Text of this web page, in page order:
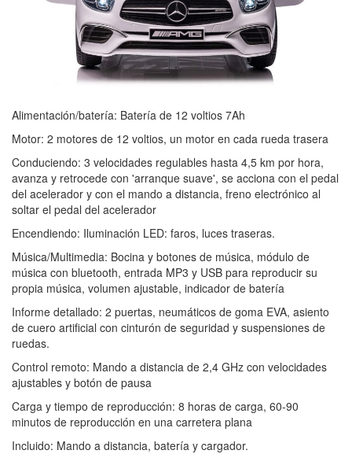
Alimentación/batería: Batería de 12 voltios 7Ah
Motor: 2 motores de 12 voltios, un motor en cada rueda trasera
Conduciendo: 3 velocidades regulables hasta 4,5 km por hora,
avanza y retrocede con 'arranque suave', se acciona con el pedal
del acelerador y con el mando a distancia, freno electrónico al
soltar el pedal del acelerador
Encendiendo: Iluminación LED: faros, luces traseras.
Música/Multimedia: Bocina y botones de música, módulo de
música con bluetooth, entrada MP3 y USB para reproducir su
propia música, volumen ajustable, indicador de batería
Informe detallado: 2 puertas, neumáticos de goma EVA, asiento
de cuero artificial con cinturón de seguridad y suspensiones de
ruedas.
Control remoto: Mando a distancia de 2,4 GHz con velocidades
ajustables y botón de pausa
Carga y tiempo de reproducción: 8 horas de carga, 60-90
minutos de reproducción en una carretera plana
Incluido: Mando a distancia, batería y cargador.